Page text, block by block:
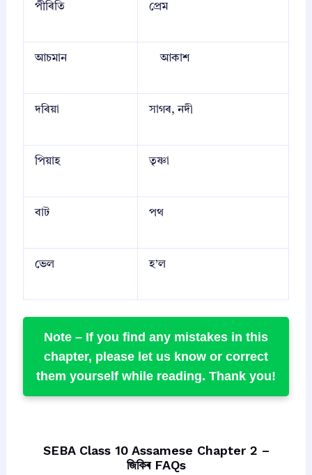
পীৰিতি প্রেম
আচমান আকাশ
দৰিয়া সাগৰ, নদী
পিয়াহ তৃষ্ণা
বাট পথ
ভেল হ’ল
Note – If you find any mistakes in this
chapter, please let us know or correct
them yourself while reading. Thank you!
SEBA Class 10 Assamese Chapter 2 –
জিকিৰ FAQs